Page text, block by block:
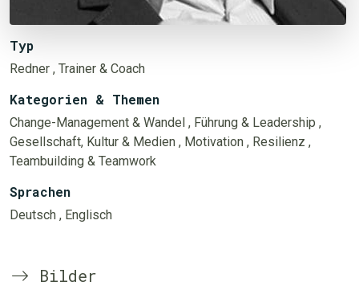
Typ
Redner , Trainer & Coach
Kategorien & Themen
Change-Management & Wandel , Führung & Leadership ,
Gesellschaft, Kultur & Medien , Motivation , Resilienz ,
Teambuilding & Teamwork
Sprachen
Deutsch , Englisch
Bilder